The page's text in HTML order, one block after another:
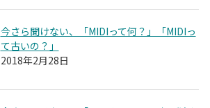
今さら聞けない、「MIDIって何？」「MIDIっ
て古いの？」
2018年2月28日